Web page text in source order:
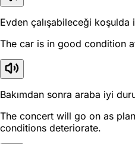
Evden çalışabileceği
The car is in good condition
Bakımdan sonra araba iyi
The concert will go on as
conditions deteriorate.